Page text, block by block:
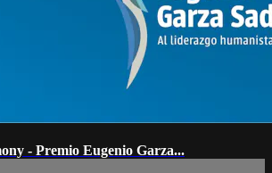
- Premio Eugenio Garza...